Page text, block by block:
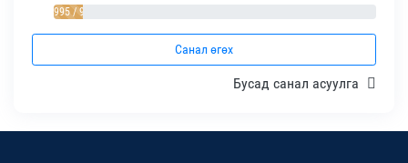
995 / 9%
Санал өгөх
Бусад санал асуулга